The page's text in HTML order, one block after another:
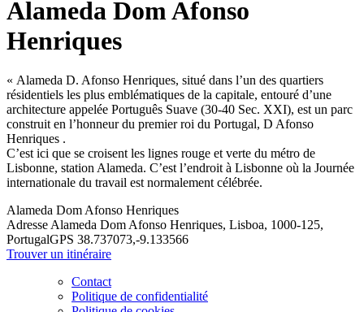
Alameda Dom Afonso
Henriques
« Alameda D. Afonso Henriques, situé dans l’un des quartiers
résidentiels les plus emblématiques de la capitale, entouré d’une
architecture appelée Português Suave (30-40 Sec. XXI), est un parc
construit en l’honneur du premier roi du Portugal, D Afonso
Henriques .
C’est ici que se croisent les lignes rouge et verte du métro de
Lisbonne, station Alameda. C’est l’endroit à Lisbonne où la Journée
internationale du travail est normalement célébrée.
Alameda Dom Afonso Henriques
Adresse Alameda Dom Afonso Henriques, Lisboa, 1000-125,
PortugalGPS 38.737073,-9.133566
Trouver un itinéraire
Contact
Politique de confidentialité